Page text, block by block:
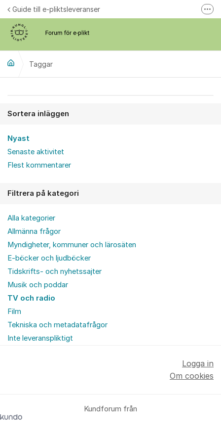
Hoppa till innehåll
Guide till e-pliktsleveranser
Taggar
Sortera inläggen
Nyast
Senaste aktivitet
Flest kommentarer
Filtrera på kategori
Alla kategorier
Allmänna frågor
Myndigheter, kommuner och lärosäten
E-böcker och ljudböcker
Tidskrifts- och nyhetssajter
Musik och poddar
TV och radio
Film
Tekniska och metadatafrågor
Inte leveranspliktigt
Kundforum från
Logga in
Om cookies